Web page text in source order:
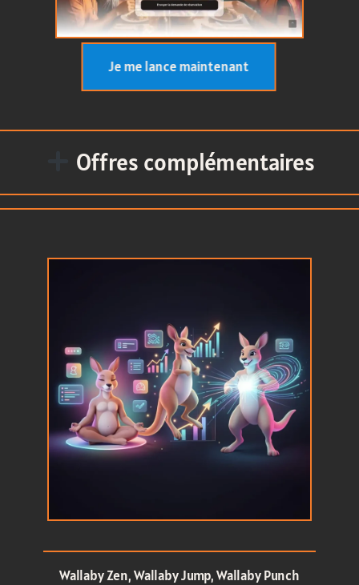
Je me lance maintenant
Offres complémentaires
Wallaby Zen, Wallaby Jump, Wallaby Punch